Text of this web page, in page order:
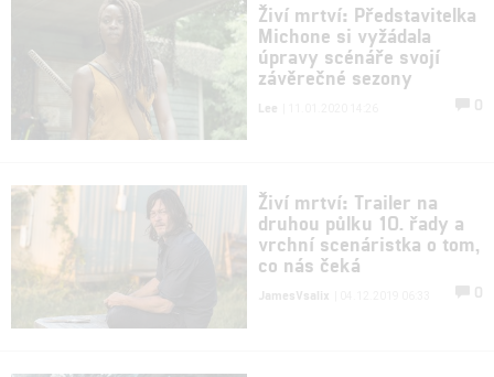
Živí mrtví: Představitelka
Michone si vyžádala
úpravy scénáře svojí
závěrečné sezony
Lee 0
Živí mrtví: Trailer na
druhou půlku 10. řady a
vrchní scenáristka o tom,
co nás čeká
JamesVsalix 0